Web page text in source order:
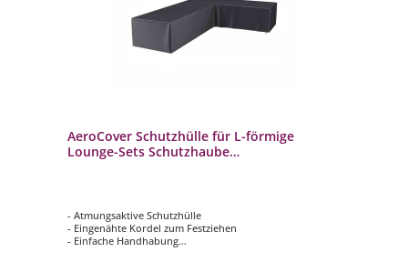
AeroCover Schutzhülle für L-förmige
Lounge-Sets Schutzhaube
- Atmungsaktive Schutzhülle
- Eingenähte Kordel zum Festziehen
- Einfache Handhabung